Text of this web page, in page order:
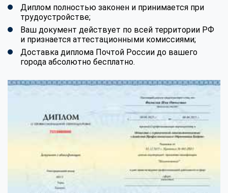
Диплом полностью законен и принимается при
трудоустройстве;
Ваш документ действует по всей территории РФ
и признается аттестационными комиссиями;
Доставка диплома Почтой России до вашего
города абсолютно бесплатно.